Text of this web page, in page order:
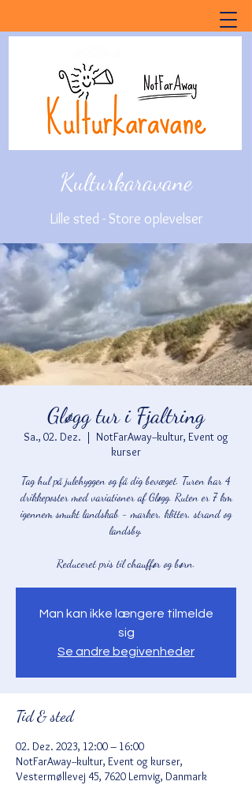
Kulturkaravane
Lille sted - Store oplevelser
Gløgg tur i Fjaltring
Sa., 02. Dez.
  |
NotFarAway--kultur, Event og
kurser
Tag hul på julehyggen og få dig bevæget. Turen har 4
drikkeposter med variationer af Gløgg. Ruten er 7 km
igennem smukt landskab - marker, klitter, strand og
landsby.
Reduceret pris til chauffør og børn.
Man kan ikke længere tilmelde
sig
Se andre begivenheder
Tid & sted
02. Dez. 2023, 12:00 – 16:00
NotFarAway--kultur, Event og kurser,
Vestermøllevej 45, 7620 Lemvig, Danmark